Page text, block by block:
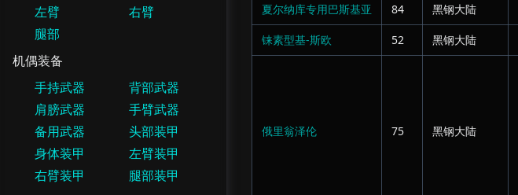
左臂
右臂
腿部
机偶装备
手持武器
背部武器
肩膀武器
手臂武器
备用武器
头部装甲
身体装甲
左臂装甲
右臂装甲
腿部装甲
夏尔纳库专用巴斯基亚 84 黑钢大陆
铼素型基-斯欧 52 黑钢大陆
俄里翁泽伦 75 黑钢大陆